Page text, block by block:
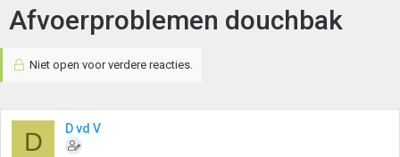
Afvoerproblemen douchbak
Niet open voor verdere reacties.
D D vd V